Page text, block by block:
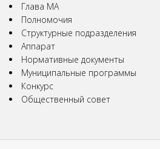
Глава МА
Полномочия
Структурные подразделения
Аппарат
Нормативные документы
Муниципальные программы
Конкурс
Общественный совет